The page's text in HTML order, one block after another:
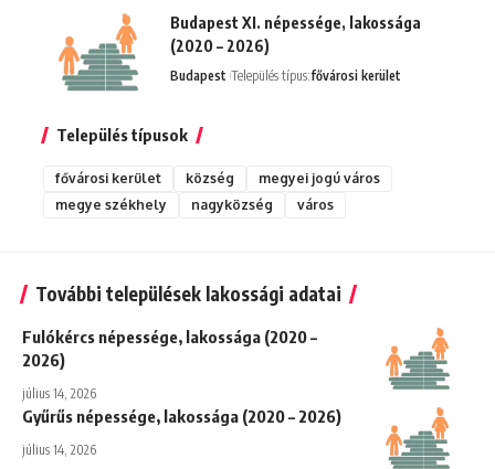
Budapest XI. népessége, lakossága
(2020 – 2026)
Budapest Település típus:fővárosi kerület
Település típusok
fővárosi kerület község
megyei jogú város
megye székhely
nagyközség város
További települések lakossági adatai
Fulókércs népessége, lakossága (2020 –
2026)
július 14, 2026
Gyűrűs népessége, lakossága (2020 – 2026)
július 14, 2026